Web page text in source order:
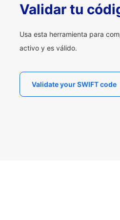
Validar tu
Usa esta herramienta para
activo y es válido.
Validate your SWIFT code